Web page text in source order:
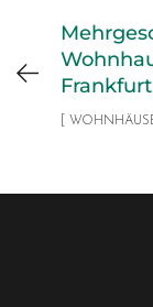
Frankfurt
[